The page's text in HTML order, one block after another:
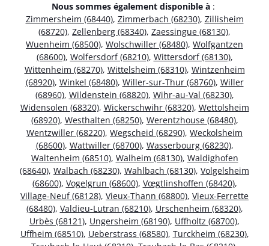
Nous sommes également disponible à :
Zimmersheim (68440), Zimmerbach (68230), Zillisheim
(68720), Zellenberg (68340), Zaessingue (68130),
Wuenheim (68500), Wolschwiller (68480), Wolfgantzen
(68600), Wolfersdorf (68210), Wittersdorf (68130),
Wittenheim (68270), Wittelsheim (68310), Wintzenheim
(68920), Winkel (68480), Willer-sur-Thur (68760), Willer
(68960), Wildenstein (68820), Wihr-au-Val (68230),
Widensolen (68320), Wickerschwihr (68320), Wettolsheim
(68920), Westhalten (68250), Werentzhouse (68480),
Wentzwiller (68220), Wegscheid (68290), Weckolsheim
(68600), Wattwiller (68700), Wasserbourg (68230),
Waltenheim (68510), Walheim (68130), Waldighofen
(68640), Walbach (68230), Wahlbach (68130), Volgelsheim
(68600), Vogelgrun (68600), Vœgtlinshoffen (68420),
Village-Neuf (68128), Vieux-Thann (68800), Vieux-Ferrette
(68480), Valdieu-Lutran (68210), Urschenheim (68320),
Urbès (68121), Ungersheim (68190), Uffholtz (68700),
Uffheim (68510), Ueberstrass (68580), Turckheim (68230),